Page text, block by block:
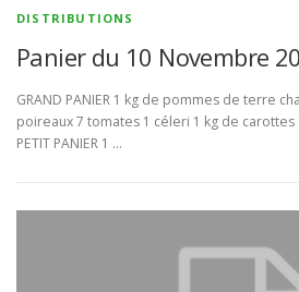
DISTRIBUTIONS
Panier du 10 Novembre
GRAND PANIER 1 kg de pommes de terre
poireaux 7 tomates 1 céleri 1 kg de
PETIT PANIER 1 …